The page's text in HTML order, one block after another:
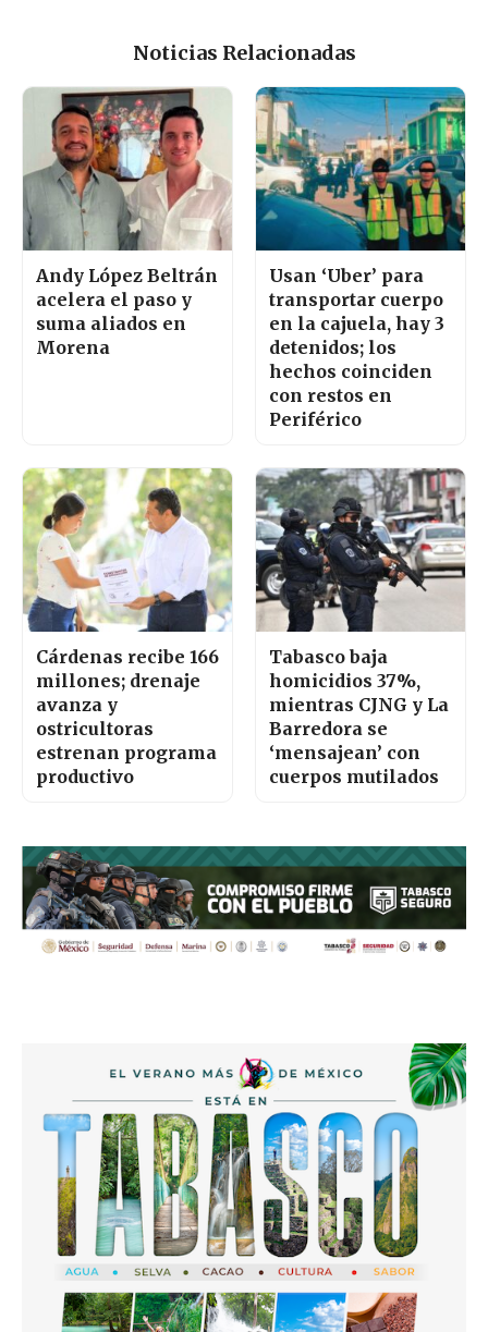
Noticias Relacionadas
Andy López Beltrán
acelera el paso y
suma aliados en
Morena
Usan ‘Uber’ para
transportar cuerpo
en la cajuela, hay 3
detenidos; los
hechos coinciden
con restos en
Periférico
Cárdenas recibe 166
millones; drenaje
avanza y
ostricultoras
estrenan programa
productivo
Tabasco baja
homicidios 37%,
mientras CJNG y La
Barredora se
‘mensajean’ con
cuerpos mutilados